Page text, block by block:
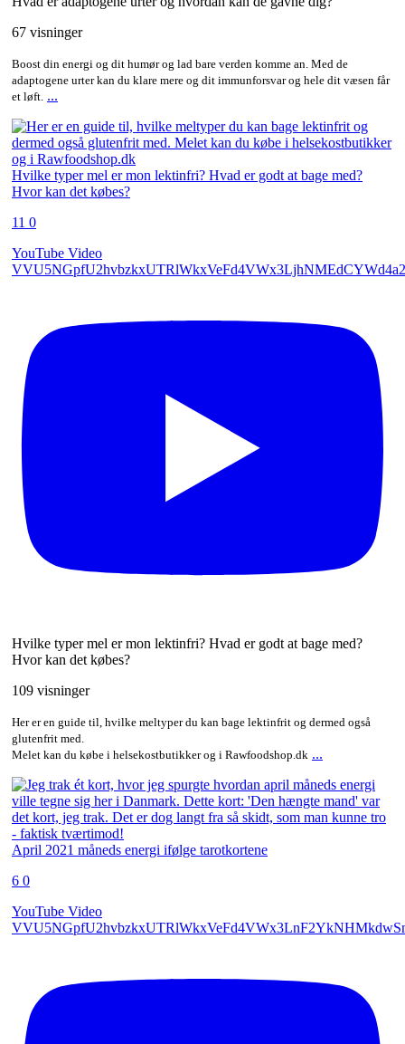
67 visninger
Boost din energi og dit humør og lad bare verden komme an. Med de
adaptogene urter kan du klare mere og dit immunforsvar og hele dit væsen får
et løft. ...
Hvilke typer mel er mon lektinfri? Hvad er godt at bage med?
Hvor kan det købes?
11 0
YouTube Video
Hvilke typer mel er mon lektinfri? Hvad er godt at bage med?
Hvor kan det købes?
109 visninger
Her er en guide til, hvilke meltyper du kan bage lektinfrit og dermed også
glutenfrit med.
Melet kan du købe i helsekostbutikker og i Rawfoodshop.dk ...
April 2021 måneds energi ifølge tarotkortene
6 0
YouTube Video